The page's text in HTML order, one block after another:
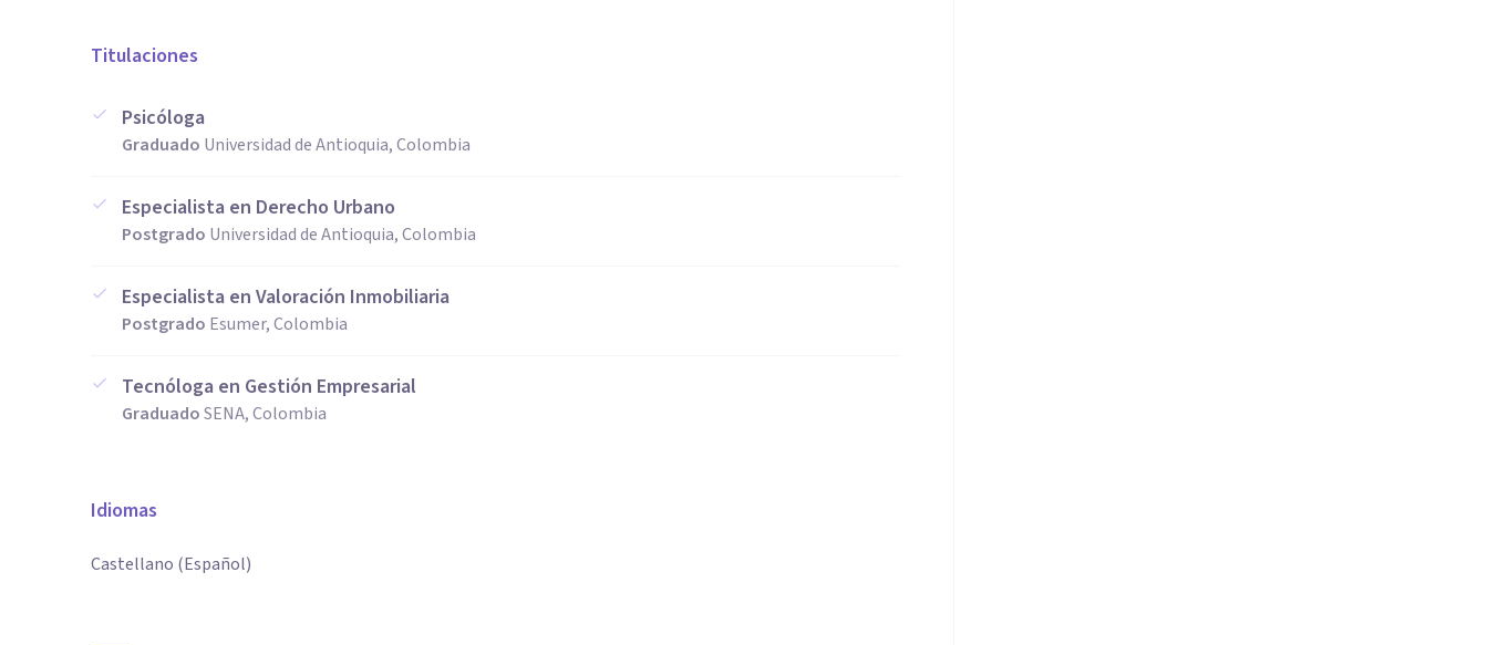
Titulaciones
Psicóloga
Graduado Universidad de Antioquia, Colombia
Especialista en Derecho Urbano
Postgrado Universidad de Antioquia, Colombia
Especialista en Valoración Inmobiliaria
Postgrado Esumer, Colombia
Tecnóloga en Gestión Empresarial
GraduadoSENA, Colombia
Idiomas
Castellano (Español)